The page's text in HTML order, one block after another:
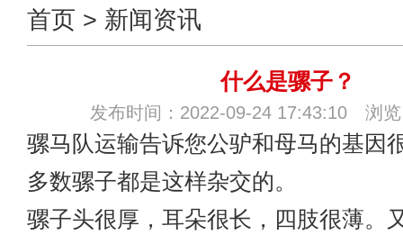
首页 > 新闻资讯
什么是骡子？
发布时间：2022-09-24 17:43:10 浏览
骡马队运输告诉您公驴和母马的基因
多数骡子都是这样杂交的。
骡子头很厚，耳朵很长，四肢很薄。